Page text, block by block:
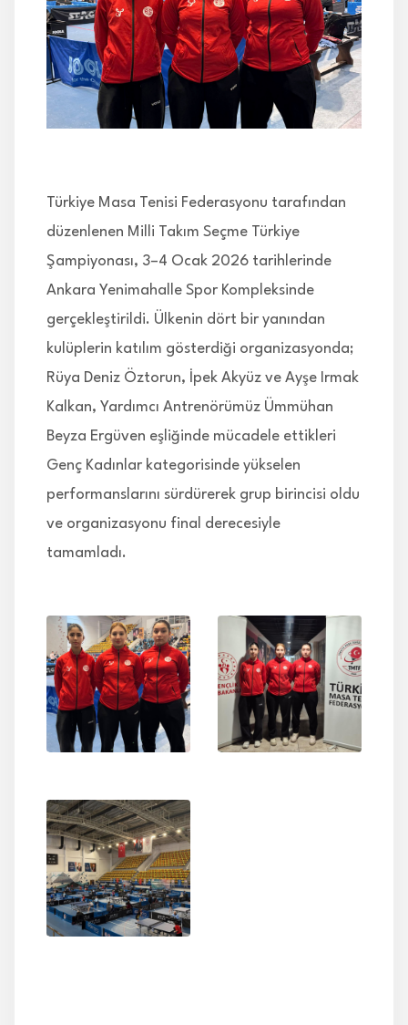
İLETİŞİM
Türkiye Masa Tenisi Federasyonu tarafından
düzenlenen Milli Takım Seçme Türkiye
Şampiyonası, 3–4 Ocak 2026 tarihlerinde
Ankara Yenimahalle Spor Kompleksinde
gerçekleştirildi. Ülkenin dört bir yanından
kulüplerin katılım gösterdiği organizasyonda;
Rüya Deniz Öztorun, İpek Akyüz ve Ayşe Irmak
Kalkan, Yardımcı Antrenörümüz Ümmühan
Beyza Ergüven eşliğinde mücadele ettikleri
Genç Kadınlar kategorisinde yükselen
performanslarını sürdürerek grup birincisi oldu
ve organizasyonu final derecesiyle
tamamladı.